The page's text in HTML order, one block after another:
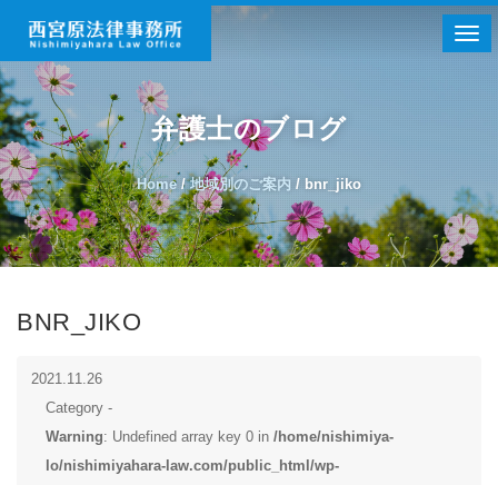
弁護士のブログ
Home /地域別のご案内 / bnr_jiko
BNR_JIKO
2021.11.26
Category -
Warning: Undefined array key 0 in /home/nishimiya-
lo/nishimiyahara-law.com/public_html/wp-